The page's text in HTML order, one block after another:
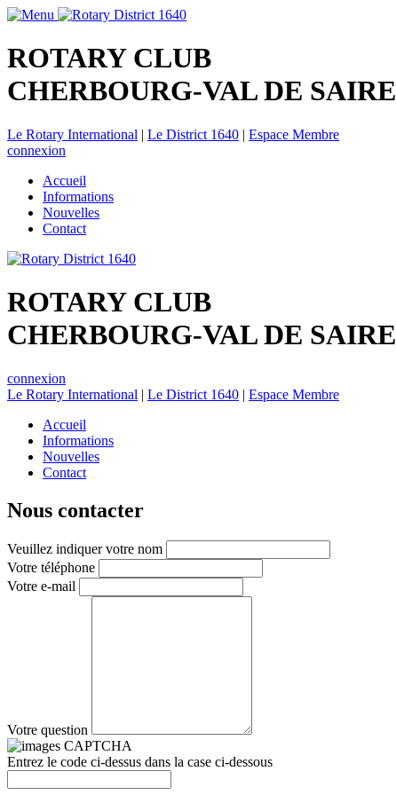
ROTARY CLUB
CHERBOURG-VAL DE SAIRE
Le Rotary International | Le District 1640 | Espace Membre
connexion
Accueil
Informations
Nouvelles
Contact
ROTARY CLUB
CHERBOURG-VAL DE SAIRE
connexion
Le Rotary International | Le District 1640 | Espace Membre
Accueil
Informations
Nouvelles
Contact
Nous contacter
Veuillez indiquer votre nom
Votre téléphone
Votre e-mail
Votre question
Entrez le code ci-dessus dans la case ci-dessous